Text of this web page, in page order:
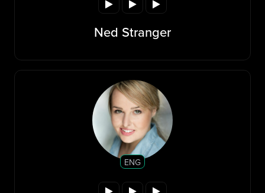
Ned Stranger
ENG